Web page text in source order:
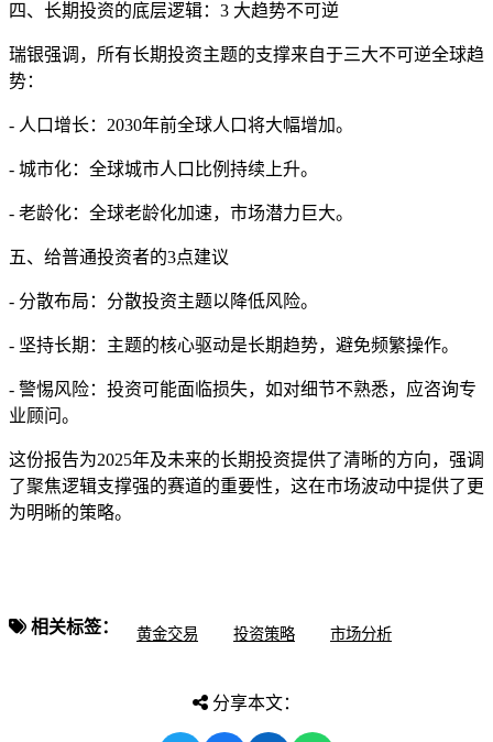
四、长期投资的底层逻辑：3 大趋势不可逆
瑞银强调，所有长期投资主题的支撑来自于三大不可逆全球趋
势：
- 人口增长：2030年前全球人口将大幅增加。
- 城市化：全球城市人口比例持续上升。
- 老龄化：全球老龄化加速，市场潜力巨大。
五、给普通投资者的3点建议
- 分散布局：分散投资主题以降低风险。
- 坚持长期：主题的核心驱动是长期趋势，避免频繁操作。
- 警惕风险：投资可能面临损失，如对细节不熟悉，应咨询专
业顾问。
这份报告为2025年及未来的长期投资提供了清晰的方向，强调
了聚焦逻辑支撑强的赛道的重要性，这在市场波动中提供了更
为明晰的策略。
相关标签： 黄金交易 投资策略 市场分析
分享本文：